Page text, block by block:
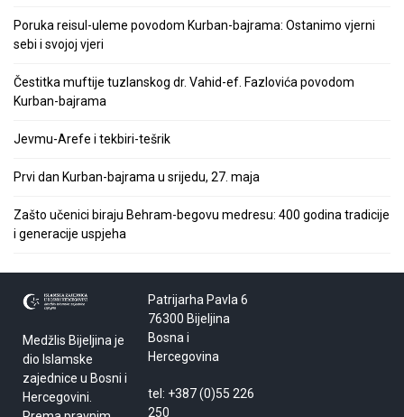
Poruka reisul-uleme povodom Kurban-bajrama: Ostanimo vjerni
sebi i svojoj vjeri
Čestitka muftije tuzlanskog dr. Vahid-ef. Fazlovića povodom
Kurban-bajrama
Jevmu-Arefe i tekbiri-tešrik
Prvi dan Kurban-bajrama u srijedu, 27. maja
Zašto učenici biraju Behram-begovu medresu: 400 godina tradicije
i generacije uspjeha
Medžlis Bijeljina je
dio Islamske
zajednice u Bosni i
Hercegovini.
Patrijarha Pavla 6
76300 Bijeljina
Bosna i
Hercegovina
tel: +387 (0)55 226
250